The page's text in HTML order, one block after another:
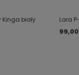
biały Lara
99,00